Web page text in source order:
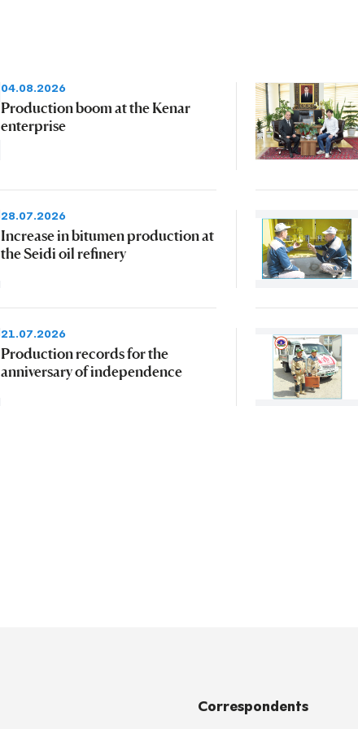
04.08.2026
Production boom at the Kenar
enterprise
28.07.2026
Increase in bitumen production at
the Seidi oil refinery
21.07.2026
Production records for the
anniversary of independence
Correspondents